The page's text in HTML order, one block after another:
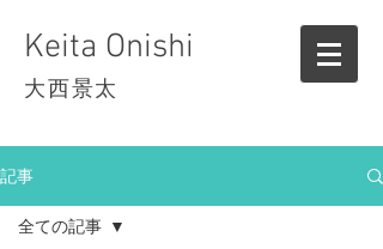
Keita Onishi
大西景太
記事
全ての記事